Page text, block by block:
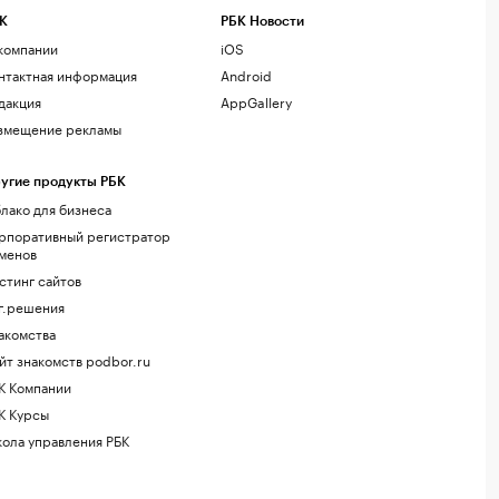
информация
рекламы
продукты РБК
для бизнеса
регистратор
сайтов
знакомств podbor.ru
Компании
Курсы
управления РБК
РБК Новости
iOS
Android
AppGallery